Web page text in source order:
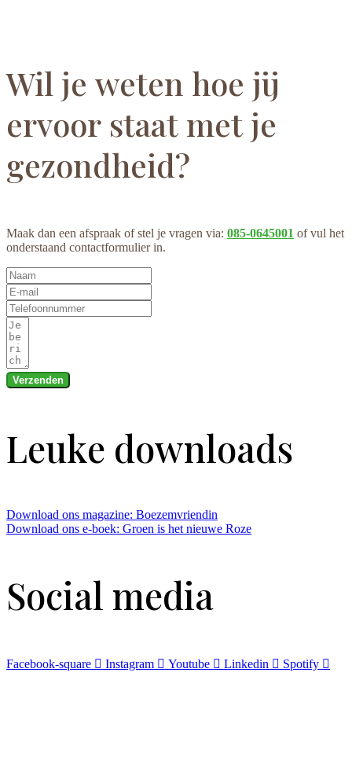
Wil je weten hoe jij
ervoor staat met je
gezondheid?
Maak dan een afspraak of stel je vragen via: 085-0645001 of vul het
onderstaand contactformulier in.
Verzenden
Leuke downloads
Download ons magazine: Boezemvriendin
Download ons e-boek: Groen is het nieuwe Roze
Social media
Facebook-square Instagram Youtube Linkedin Spotify